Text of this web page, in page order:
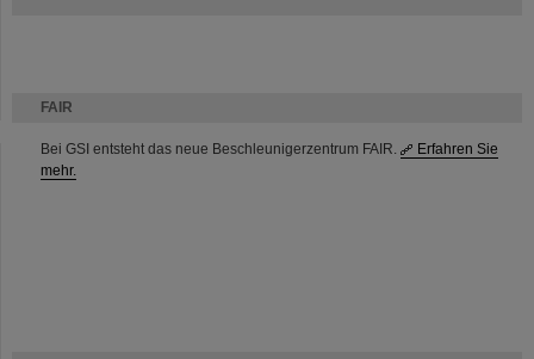
FAIR
Bei GSI entsteht das neue Beschleunigerzentrum FAIR.
Erfahren Sie
mehr.